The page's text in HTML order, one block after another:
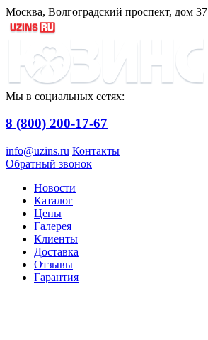
Москва, Волгоградский проспект, дом 37
Мы в социальных сетях:
8 (800) 200-17-67
info@uzins.ru Контакты
Обратный звонок
Новости
Каталог
Цены
Галерея
Клиенты
Доставка
Отзывы
Гарантия